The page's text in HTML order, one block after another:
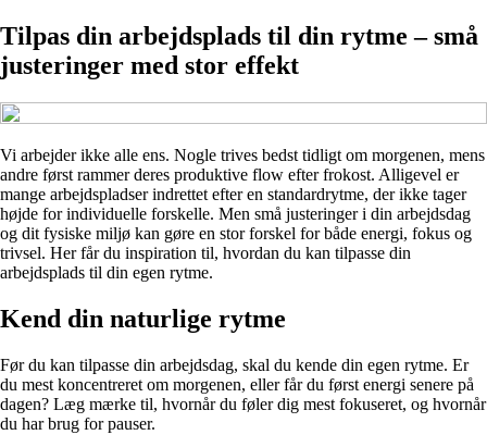
Tilpas din arbejdsplads til din rytme – små
justeringer med stor effekt
Vi arbejder ikke alle ens. Nogle trives bedst tidligt om morgenen, mens
andre først rammer deres produktive flow efter frokost. Alligevel er
mange arbejdspladser indrettet efter en standardrytme, der ikke tager
højde for individuelle forskelle. Men små justeringer i din arbejdsdag
og dit fysiske miljø kan gøre en stor forskel for både energi, fokus og
trivsel. Her får du inspiration til, hvordan du kan tilpasse din
arbejdsplads til din egen rytme.
Kend din naturlige rytme
Før du kan tilpasse din arbejdsdag, skal du kende din egen rytme. Er
du mest koncentreret om morgenen, eller får du først energi senere på
dagen? Læg mærke til, hvornår du føler dig mest fokuseret, og hvornår
du har brug for pauser.